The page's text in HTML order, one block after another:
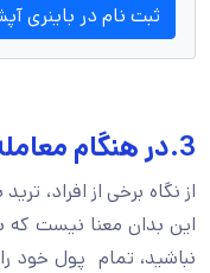
ثبت نام در باینری
3.در هنگام معامله منضبط باشید
از نگاه برخی از افراد،
این بدان معنا نیست که
نباشید، تمام پول خود